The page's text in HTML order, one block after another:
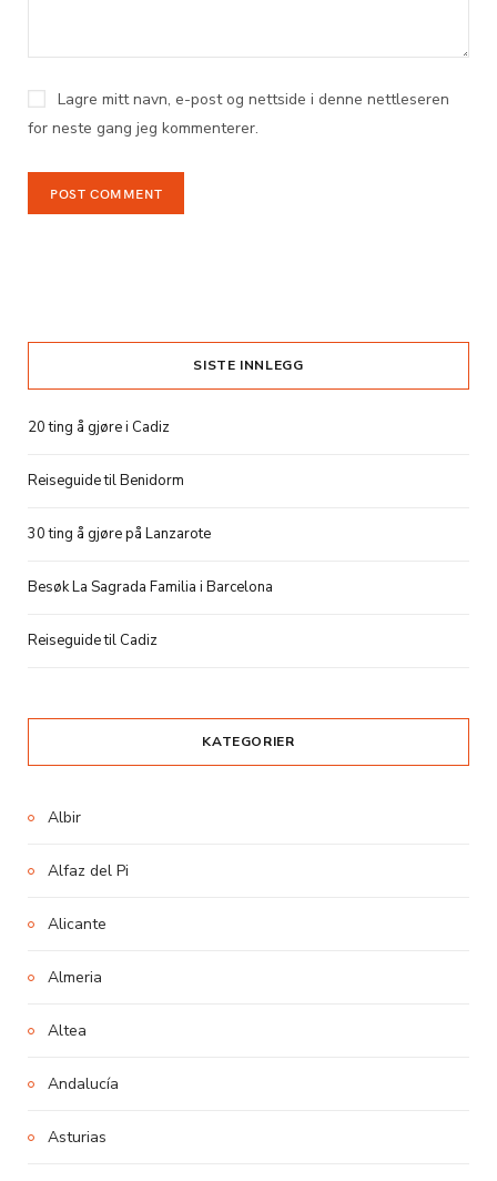
Lagre mitt navn, e-post og nettside i denne nettleseren
for neste gang jeg kommenterer.
SISTE INNLEGG
20 ting å gjøre i Cadiz
Reiseguide til Benidorm
30 ting å gjøre på Lanzarote
Besøk La Sagrada Familia i Barcelona
Reiseguide til Cadiz
KATEGORIER
Albir
Alfaz del Pi
Alicante
Almeria
Altea
Andalucía
Asturias